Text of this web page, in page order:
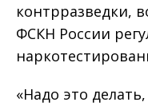
контрразведки,
ФСКН России
«Надо это